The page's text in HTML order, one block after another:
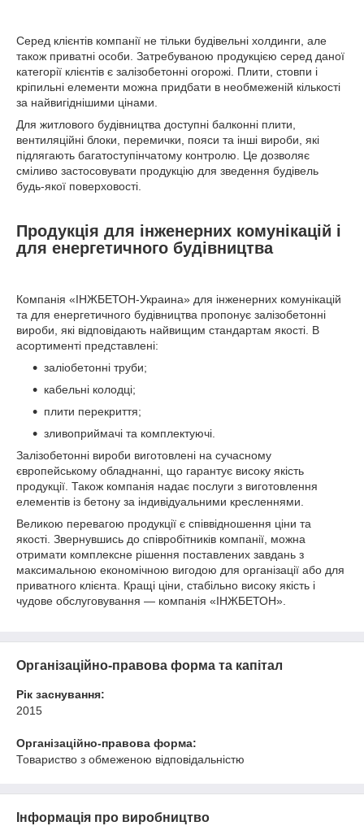
Серед клієнтів компанії не тільки будівельні холдинги, але
також приватні особи. Затребуваною продукцією серед даної
категорії клієнтів є залізобетонні огорожі. Плити, стовпи і
кріпильні елементи можна придбати в необмеженій кількості
за найвигіднішими цінами.
Для житлового будівництва доступні балконні плити,
вентиляційні блоки, перемички, пояси та інші вироби, які
підлягають багатоступінчатому контролю. Це дозволяє
сміливо застосовувати продукцію для зведення будівель
будь-якої поверховості.
Продукція для інженерних комунікацій і
для енергетичного будівництва
Компанія «ІНЖБЕТОН-Украина» для інженерних комунікацій
та для енергетичного будівництва пропонує залізобетонні
вироби, які відповідають найвищим стандартам якості. В
асортименті представлені:
заліобетонні труби;
кабельні колодці;
плити перекриття;
зливоприймачі та комплектуючі.
Залізобетонні вироби виготовлені на сучасному
європейському обладнанні, що гарантує високу якість
продукції. Також компанія надає послуги з виготовлення
елементів із бетону за індивідуальними кресленнями.
Великою перевагою продукції є співвідношення ціни та
якості. Звернувшись до співробітників компанії, можна
отримати комплексне рішення поставлених завдань з
максимальною економічною вигодою для організації або для
приватного клієнта. Кращі ціни, стабільно високу якість і
чудове обслуговування — компанія «ІНЖБЕТОН».
Організаційно-правова форма та капітал
Рік заснування:
2015
Організаційно-правова форма:
Товариство з обмеженою відповідальністю
Інформація про виробництво